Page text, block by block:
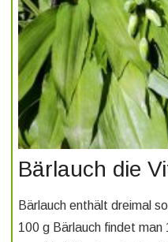
Bärlauch die
Bärlauch enthält dreimal
100 g Bärlauch findet man